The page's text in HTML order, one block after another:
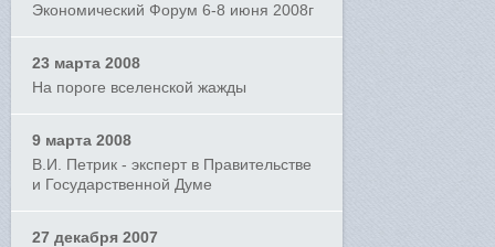
Экономический Форум 6-8 июня 2008г
23 марта 2008
На пороге вселенской жажды
9 марта 2008
В.И. Петрик - эксперт в Правительстве
и Государственной Думе
27 декабря 2007